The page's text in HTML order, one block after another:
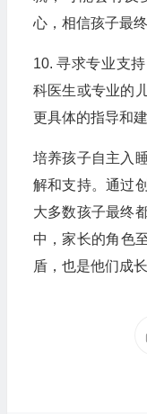
心，相信孩子最
10. 寻求专业支
科医生或专业的
更具体的指导和建
培养孩子自主入
解和支持。通过
大多数孩子最终
中，家长的角色
盾，也是他们成